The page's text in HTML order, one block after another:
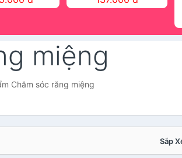
miệng
Chăm sóc răng miệng
Sắp